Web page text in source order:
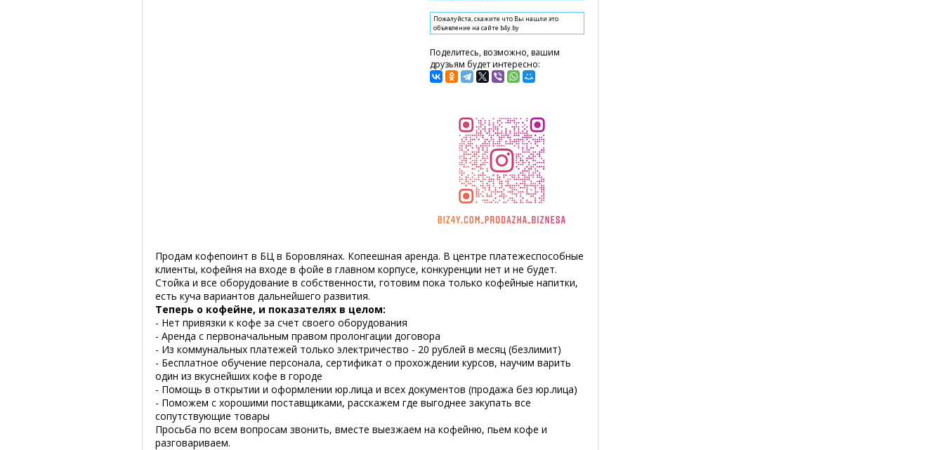
Пожалуйста, скажите что Вы нашли это
объявление на сайте b4y.by
Поделитесь, возможно, вашим
друзьям будет интересно:
Продам кофепоинт в БЦ в Боровлянах. Копеешная аренда. В центре платежеспособные
клиенты, кофейня на входе в фойе в главном корпусе, конкуренции нет и не будет.
Стойка и все оборудование в собственности, готовим пока только кофейные напитки,
есть куча вариантов дальнейшего развития.
Теперь о кофейне, и показателях в целом:
- Нет привязки к кофе за счет своего оборудования
- Аренда с первоначальным правом пролонгации договора
- Из коммунальных платежей только электричество - 20 рублей в месяц (безлимит)
- Бесплатное обучение персонала, сертификат о прохождении курсов, научим варить
один из вкуснейших кофе в городе
- Помощь в открытии и оформлении юр.лица и всех документов (продажа без юр.лица)
- Поможем с хорошими поставщиками, расскажем где выгоднее закупать все
сопутствующие товары
Просьба по всем вопросам звонить, вместе выезжаем на кофейню, пьем кофе и
разговариваем.